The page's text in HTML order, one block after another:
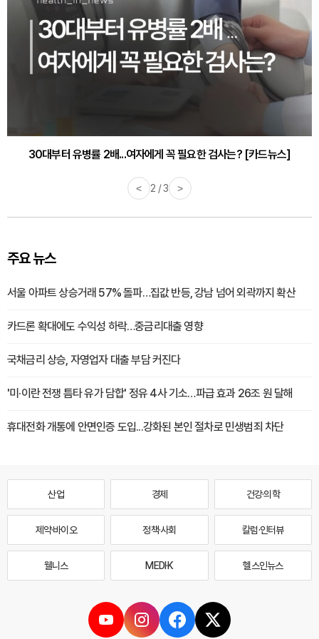
감기·독감 예방하고 면역력 높이는 4가지 영양제 [카드뉴스]
< 3 / 3 >
주요 뉴스
서울 아파트 상승거래 57% 돌파…집값 반등, 강남 넘어 외곽까지 확산
카드론 확대에도 수익성 하락…중금리대출 영향
국채금리 상승, 자영업자 대출 부담 커진다
'미·이란 전쟁 틈타 유가 담합' 정유 4사 기소…파급 효과 26조 원 달해
휴대전화 개통에 안면인증 도입...강화된 본인 절차로 민생범죄 차단
산업 경제 건강·의학
제약·바이오 정책·사회 칼럼·인터뷰
웰니스 MEDI·K 헬스인뉴스